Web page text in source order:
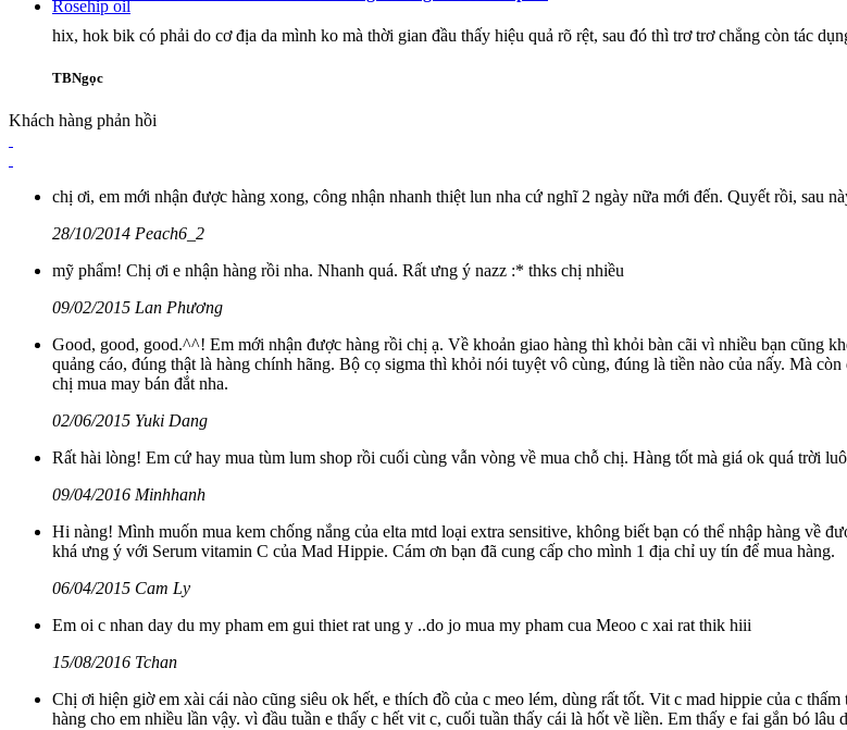
hix, hok bik có phải do cơ địa da mình ko mà thời gian đầu thấy hiệu quả rõ rệt, sau đó thì trơ trơ chẳng còn tác
TBNgọc
Khách hàng phản hồi
chị ơi, em mới nhận được hàng xong, công nhận nhanh thiệt lun nha cứ nghĩ 2 ngày nữa mới đến. Quyết rồi, sau
28/10/2014 Peach6_2
mỹ phẩm! Chị ơi e nhận hàng rồi nha. Nhanh quá. Rất ưng ý nazz :* thks chị nhiều
09/02/2015 Lan Phương
Good, good, good.^^! Em mới nhận được hàng rồi chị ạ. Về khoản giao hàng thì khỏi bàn cãi vì nhiều bạn cũng
quảng cáo, đúng thật là hàng chính hãng. Bộ cọ sigma thì khỏi nói tuyệt vô cùng, đúng là tiền nào của nấy. Mà
chị mua may bán đắt nha.
02/06/2015 Yuki Dang
Rất hài lòng! Em cứ hay mua tùm lum shop rồi cuối cùng vẫn vòng về mua chỗ chị. Hàng tốt mà giá ok quá trời
09/04/2016 Minhhanh
Hi nàng! Mình muốn mua kem chống nắng của elta mtd loại extra sensitive, không biết bạn có thể nhập hàng về
khá ưng ý với Serum vitamin C của Mad Hippie. Cám ơn bạn đã cung cấp cho mình 1 địa chỉ uy tín để mua hàng.
06/04/2015 Cam Ly
Em oi c nhan day du my pham em gui thiet rat ung y ..do jo mua my pham cua Meoo c xai rat thik hiii
15/08/2016 Tchan
Chị ơi hiện giờ em xài cái nào cũng siêu ok hết, e thích đồ của c meo lém, dùng rất tốt. Vit c mad hippie của c
hàng cho em nhiều lần vậy. vì đầu tuần e thấy c hết vit c, cuối tuần thấy cái là hốt về liền. Em thấy e fai gắn bó